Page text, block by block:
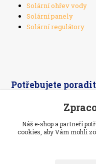
Solární ohřev vody
Solární panely
Solární regulátory
Potřebujete
+420 603 526
Náš e-shop a partneři
cookies, aby Vám mohli